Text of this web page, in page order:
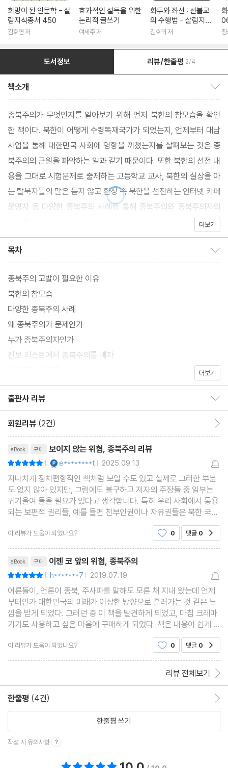
희망이 된 인문학 - 살
림지식총서 450
김호연 저
효과적인 설득을 위한
논리적 글쓰기
여세주 저
화두와 좌선 : 선불교
의 수행법 - 살림지식
총서 316
김호귀 저
도서정보 리뷰/한줄평 2/4
책소개
종북주의가 무엇인지를 알아보기 위해 먼저 북한의 참모습을 확인
한 책이다. 북한이 어떻게 수령독재국가가 되었는지, 언제부터 대남
사업을 통해 대한민국 사회에 영향을 끼쳤는지를 살펴보는 것은 종
북주의의 근원을 파악하는 일과 같기 때문이다. 또한 북한의 선전 내
용을 그대로 시험문제로 출제하는 고등학교 교사, 북한의 실상을 아
는 탈북자들의 말은 듣지 않고 환상 속 북한을 선전하는 인터넷 카페
운영자 등 다양한 종북주의 사례를 통해 종북주의와 종북주의자의
더보기
목차
종북주의 고발이 필요한 이유
북한의 참모습
다양한 종북주의 사례
왜 종북주의가 문제인가
누가 종북주의자인가
진보 리스트에서 종북주의를 빼자
더보기
출판사 리뷰
회원리뷰 (2건)
eBook 구매 보이지 않는 위협, 종북주의 리뷰
| e********t | 2025.09.13
지나치게 정치편향적인 책처럼 보일 수도 있고 실제로 그러한 부분
도 없지 않아 있지만, 그럼에도 불구하고 저자의 주장들 중 일부는
귀기울여 들을 필요가 있다고 생각합니다. 특히 우리 사회에서 통용
되는 보편적 권리들, 예를 들면 천부인권이나 자유권들은 북한 국민
들에게도 똑같이 적용되어야 하고 그러한 권리들을 인정하지 않는
북한 정권에 대해서는 비판 해야된다고 생각합니
이 리뷰가 도움이 되었나요? 0 댓글 0
eBook 구매 이젠 코 앞의 위협, 종북주의
| h*******7 | 2019.07.19
어른들이, 언론이 종북, 주사파를 말해도 모른 채 지내 왔는데 언제
부터인가 대한민국의 미래가 이상한 방향으로 흘러가는 것 같은 느
낌을 받게 되었다. 그러던 중 이 책을 발견하게 되었고, 마침 크레마
기기도 사용하고 싶은 마음에 구매하게 되었다. 책은 내용이 쉽게 읽
히고 무엇보다 쪽수가 많지 않은 만큼 압축적으로 종북주의에 대해
정보를 제공해 쉽게 읽을 수 있었다. 그러나
이 리뷰가 도움이 되었나요? 0 댓글 0
리뷰 전체보기
한줄평 (4건)
한줄평 쓰기
작성 시 유의사항